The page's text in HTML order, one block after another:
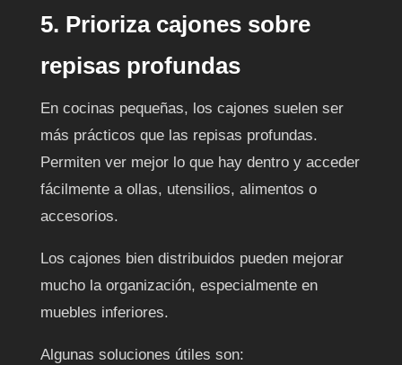
5. Prioriza cajones sobre
repisas profundas
En cocinas pequeñas, los cajones suelen ser
más prácticos que las repisas profundas.
Permiten ver mejor lo que hay dentro y acceder
fácilmente a ollas, utensilios, alimentos o
accesorios.
Los cajones bien distribuidos pueden mejorar
mucho la organización, especialmente en
muebles inferiores.
Algunas soluciones útiles son: